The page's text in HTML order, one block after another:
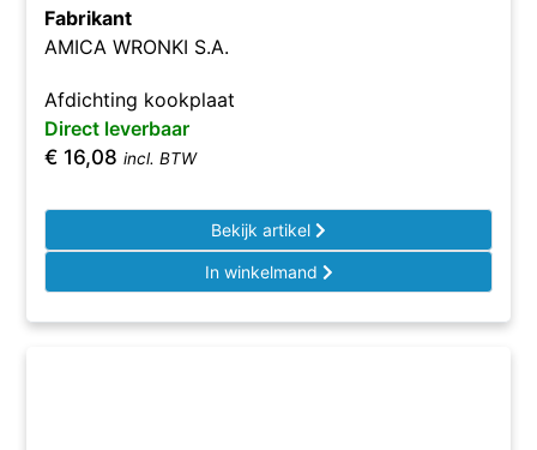
Fabrikant
AMICA WRONKI S.A.
Afdichting kookplaat
Direct leverbaar
€ 16,08 incl. BTW
Bekijk artikel
In winkelmand